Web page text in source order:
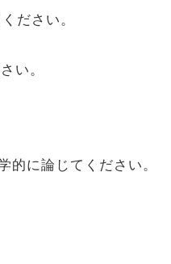
ださい。
い。
に論じてください。